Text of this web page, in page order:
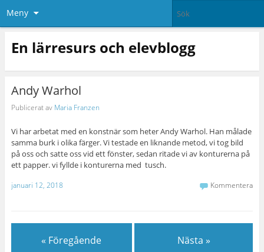
Meny
En lärresurs och elevblogg
Andy Warhol
Publicerat av Maria Franzen
Vi har arbetat med en konstnär som heter Andy Warhol. Han målade
samma burk i olika färger. Vi testade en liknande metod, vi tog bild
på oss och satte oss vid ett fönster, sedan ritade vi av konturerna på
ett papper. vi fyllde i konturerna med tusch.
januari 12, 2018 Kommentera
« Föregående Nästa »